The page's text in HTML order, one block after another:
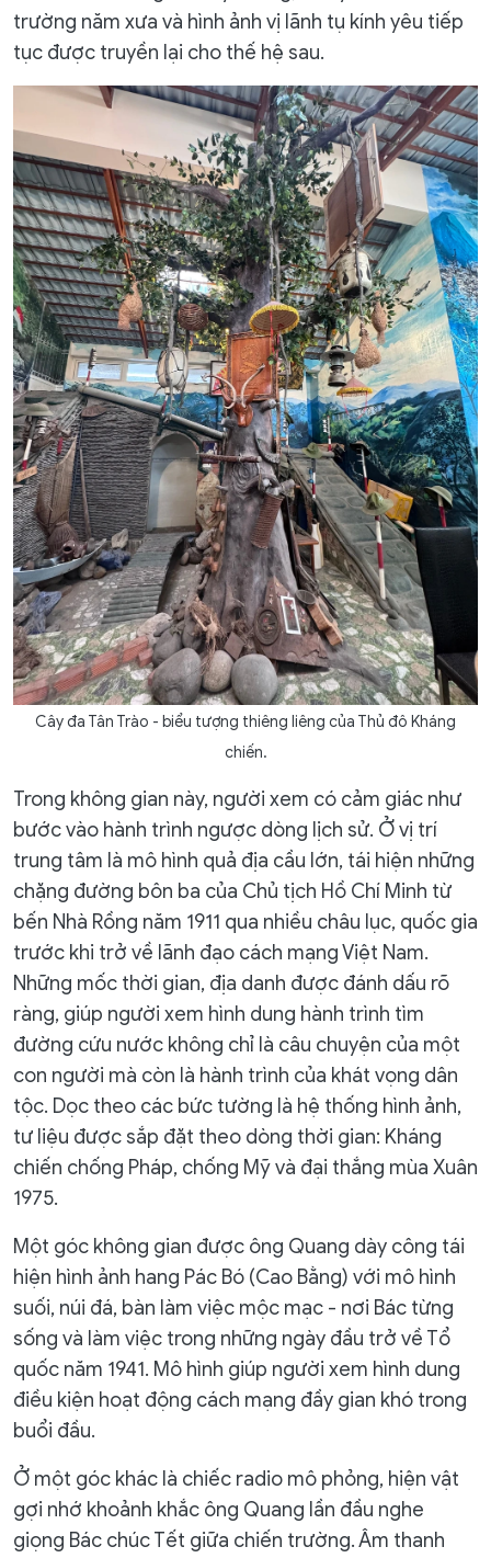
trường năm xưa và hình ảnh vị lãnh tụ kính yêu tiếp
tục được truyền lại cho thế hệ sau.
Cây đa Tân Trào - biểu tượng thiêng liêng của Thủ đô Kháng
chiến.
Trong không gian này, người xem có cảm giác như
bước vào hành trình ngược dòng lịch sử. Ở vị trí
trung tâm là mô hình quả địa cầu lớn, tái hiện những
chặng đường bôn ba của Chủ tịch Hồ Chí Minh từ
bến Nhà Rồng năm 1911 qua nhiều châu lục, quốc gia
trước khi trở về lãnh đạo cách mạng Việt Nam.
Những mốc thời gian, địa danh được đánh dấu rõ
ràng, giúp người xem hình dung hành trình tìm
đường cứu nước không chỉ là câu chuyện của một
con người mà còn là hành trình của khát vọng dân
tộc. Dọc theo các bức tường là hệ thống hình ảnh,
tư liệu được sắp đặt theo dòng thời gian: Kháng
chiến chống Pháp, chống Mỹ và đại thắng mùa Xuân
1975.
Một góc không gian được ông Quang dày công tái
hiện hình ảnh hang Pác Bó (Cao Bằng) với mô hình
suối, núi đá, bàn làm việc mộc mạc - nơi Bác từng
sống và làm việc trong những ngày đầu trở về Tổ
quốc năm 1941. Mô hình giúp người xem hình dung
điều kiện hoạt động cách mạng đầy gian khó trong
buổi đầu.
Ở một góc khác là chiếc radio mô phỏng, hiện vật
gợi nhớ khoảnh khắc ông Quang lần đầu nghe
giọng Bác chúc Tết giữa chiến trường. Âm thanh